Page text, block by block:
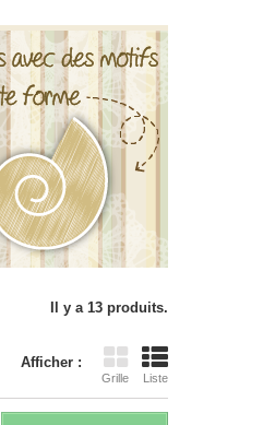
Il y a 13 produits.
Afficher :
Grille Liste